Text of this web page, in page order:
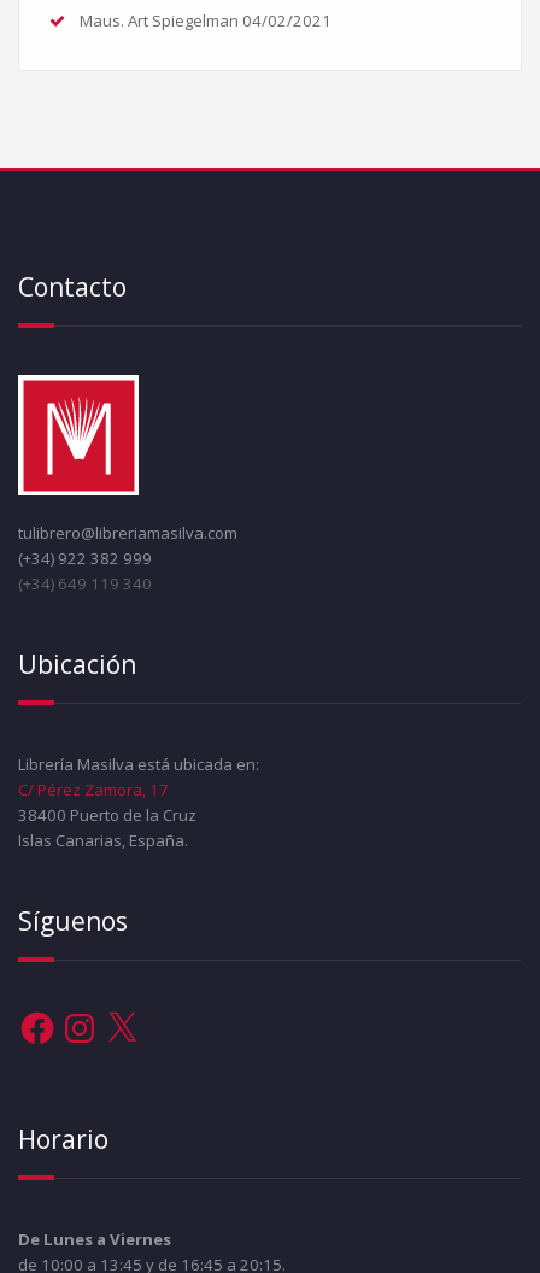
Maus. Art Spiegelman 04/02/2021
Contacto
tulibrero@libreriamasilva.com
(+34) 922 382 999
(+34) 649 119 340
Ubicación
Librería Masilva está ubicada en:
C/ Pérez Zamora, 17
38400 Puerto de la Cruz
Islas Canarias, España.
Síguenos
FacebookInstagram
X
Horario
De Lunes a Viernes
de 10:00 a 13:45 y de 16:45 a 20:15.